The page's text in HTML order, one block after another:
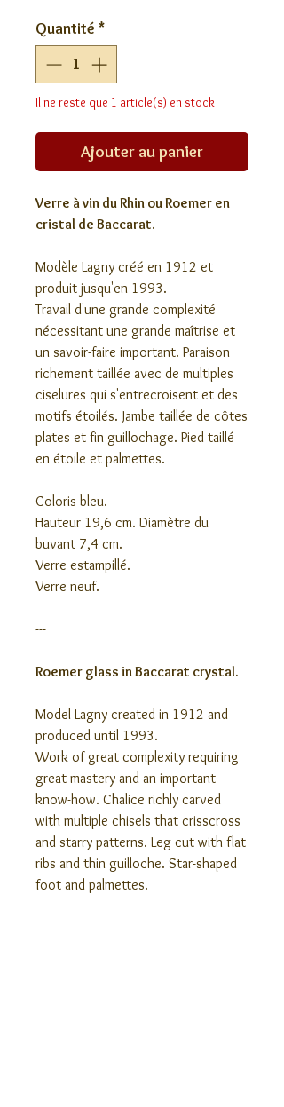
Quantité *
Il ne reste que 1 article(s) en stock
Ajouter au panier
Verre à vin du Rhin ou Roemer en
cristal de Baccarat.
Modèle Lagny créé en 1912 et
produit jusqu'en 1993.
Travail d'une grande complexité
nécessitant une grande maîtrise et
un savoir-faire important. Paraison
richement taillée avec de multiples
ciselures qui s'entrecroisent et des
motifs étoilés. Jambe taillée de côtes
plates et fin guillochage. Pied taillé
en étoile et palmettes.
Coloris bleu.
Hauteur 19,6 cm. Diamètre du
buvant 7,4 cm.
Verre estampillé.
Verre neuf.
---
Roemer glass in Baccarat crystal.
Model Lagny created in 1912 and
produced until 1993.
Work of great complexity requiring
great mastery and an important
know-how. Chalice richly carved
with multiple chisels that crisscross
and starry patterns. Leg cut with flat
ribs and thin guilloche. Star-shaped
foot and palmettes.